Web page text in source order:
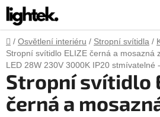
Přejít
na
obsah
Domů
/ Osvětlení interiéru / Stropní svítidla /
Stropní svítidlo ELIZE černá a mosazná
LED 28W 230V 3000K IP20 stmívatelné
Stropní svítidlo
černá a